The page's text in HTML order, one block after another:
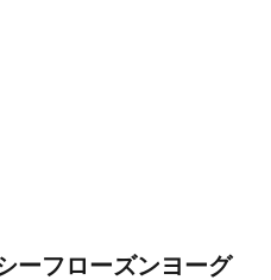
ーフローズンヨーグ